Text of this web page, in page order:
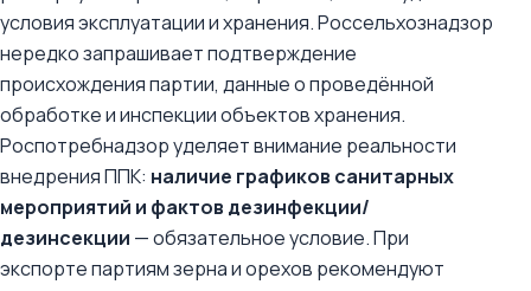
условия эксплуатации и хранения. Россельхознадзор
нередко запрашивает подтверждение
происхождения партии, данные о проведённой
обработке и инспекции объектов хранения.
Роспотребнадзор уделяет внимание реальности
внедрения ППК: наличие графиков санитарных
мероприятий и фактов дезинфекции/
дезинсекции — обязательное условие. При
экспорте партиям зерна и орехов рекомендуют